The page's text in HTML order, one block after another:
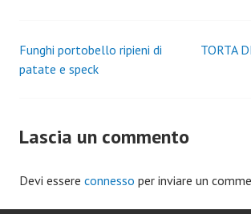
Navigazione
Funghi portobello ripieni di
patate e speck
TORTA
Lascia un commento
Devi essere connesso per inviare un